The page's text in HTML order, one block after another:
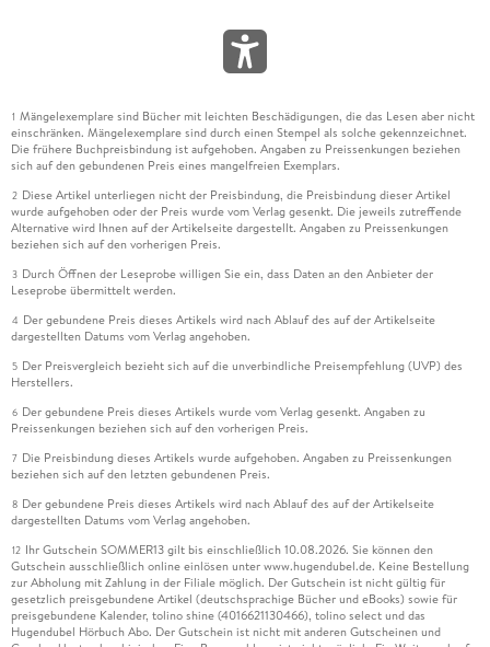
1 Mängelexemplare sind Bücher mit leichten Beschädigungen, die das Lesen aber nicht
einschränken. Mängelexemplare sind durch einen Stempel als solche gekennzeichnet.
Die frühere Buchpreisbindung ist aufgehoben. Angaben zu Preissenkungen beziehen
sich auf den gebundenen Preis eines mangelfreien Exemplars.
2 Diese Artikel unterliegen nicht der Preisbindung, die Preisbindung dieser Artikel
wurde aufgehoben oder der Preis wurde vom Verlag gesenkt. Die jeweils zutreffende
Alternative wird Ihnen auf der Artikelseite dargestellt. Angaben zu Preissenkungen
beziehen sich auf den vorherigen Preis.
3 Durch Öffnen der Leseprobe willigen Sie ein, dass Daten an den Anbieter der
Leseprobe übermittelt werden.
4 Der gebundene Preis dieses Artikels wird nach Ablauf des auf der Artikelseite
dargestellten Datums vom Verlag angehoben.
5 Der Preisvergleich bezieht sich auf die unverbindliche Preisempfehlung (UVP) des
Herstellers.
6 Der gebundene Preis dieses Artikels wurde vom Verlag gesenkt. Angaben zu
Preissenkungen beziehen sich auf den vorherigen Preis.
7 Die Preisbindung dieses Artikels wurde aufgehoben. Angaben zu Preissenkungen
beziehen sich auf den letzten gebundenen Preis.
8 Der gebundene Preis dieses Artikels wird nach Ablauf des auf der Artikelseite
dargestellten Datums vom Verlag angehoben.
12 Ihr Gutschein SOMMER13 gilt bis einschließlich 10.08.2026. Sie können den
Gutschein ausschließlich online einlösen unter www.hugendubel.de. Keine Bestellung
zur Abholung mit Zahlung in der Filiale möglich. Der Gutschein ist nicht gültig für
gesetzlich preisgebundene Artikel (deutschsprachige Bücher und eBooks) sowie für
preisgebundene Kalender, tolino shine (4016621130466), tolino select und das
Hugendubel Hörbuch Abo. Der Gutschein ist nicht mit anderen Gutscheinen und